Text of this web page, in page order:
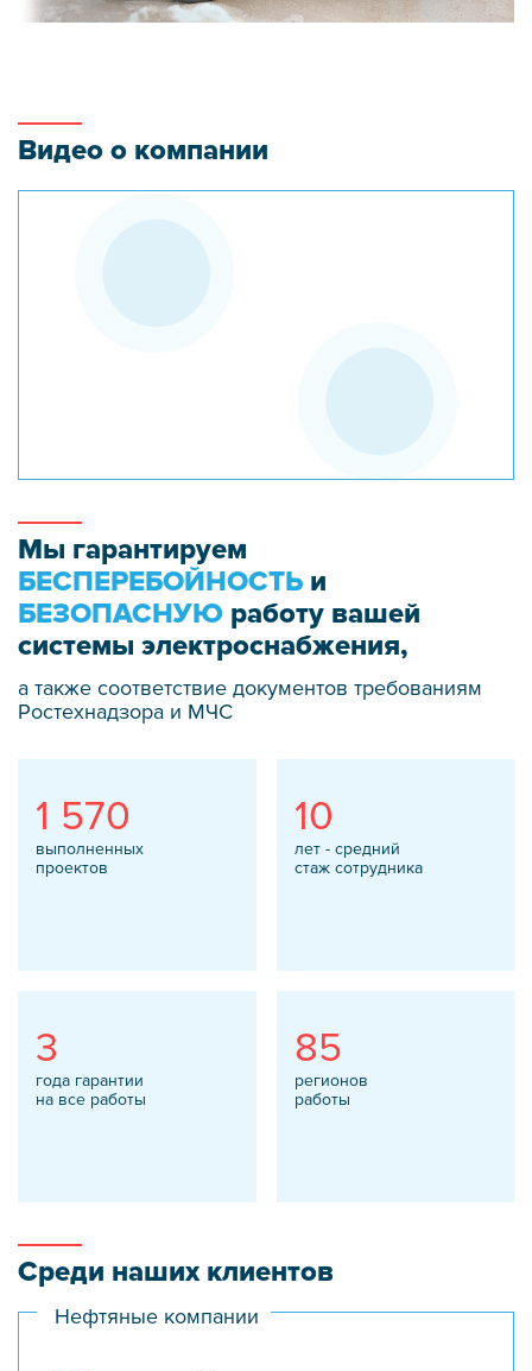
Видео о компании
Мы гарантируем
БЕСПЕРЕБОЙНОСТЬ и
БЕЗОПАСНУЮ работу вашей
системы электроснабжения,
а также соответствие документов требованиям
Ростехнадзора и МЧС
1 570
выполненных
проектов
10
лет - средний
стаж сотрудника
3
года гарантии
на все работы
85
регионов
работы
Среди наших клиентов
Нефтяные компании